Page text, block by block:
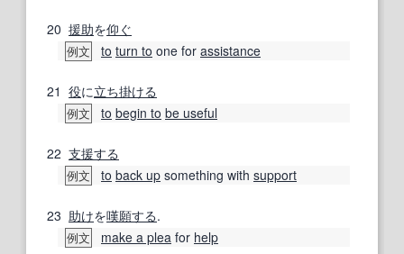
20 援助を仰ぐ
例文 to turn to one for assistance
21 役に立ち掛ける
例文 to begin to be useful
22 支援する
例文 to back up something with support
23 助けを嘆願する.
例文 make a plea for help